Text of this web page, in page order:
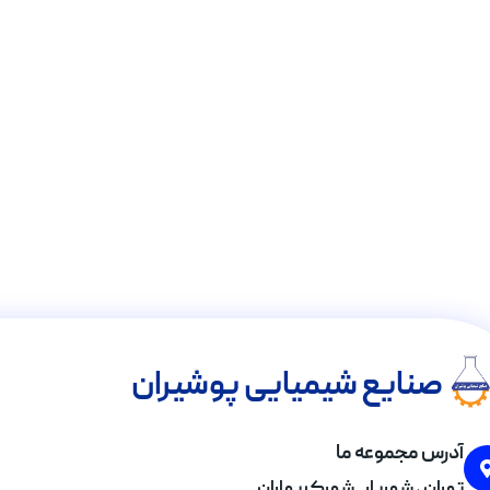
صنایع شیمیایی پوشیران
آدرس مجموعه ما